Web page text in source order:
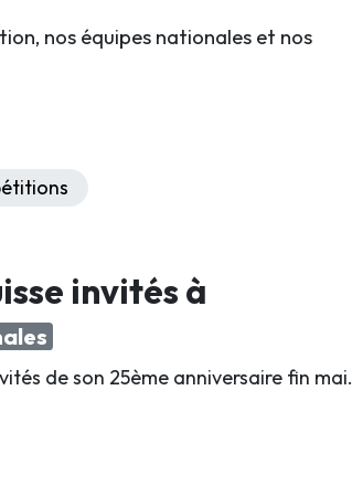
nos équipes nationales et nos
invités à
de son 25ème anniversaire fin mai.